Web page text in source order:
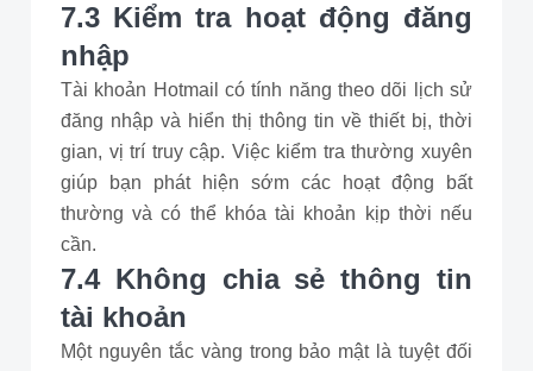
7.3 Kiểm tra hoạt động đăng
nhập
Tài khoản Hotmail có tính năng theo dõi lịch sử
đăng nhập và hiển thị thông tin về thiết bị, thời
gian, vị trí truy cập. Việc kiểm tra thường xuyên
giúp bạn phát hiện sớm các hoạt động bất
thường và có thể khóa tài khoản kịp thời nếu
cần.
7.4 Không chia sẻ thông tin
tài khoản
Một nguyên tắc vàng trong bảo mật là tuyệt đối